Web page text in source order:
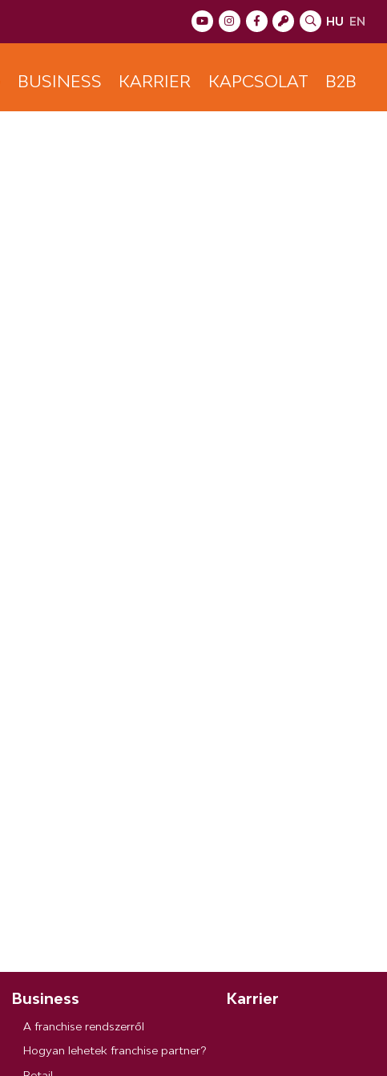
HU EN
BUSINESS KARRIER KAPCSOLAT B2B
Business
A franchise rendszerről
Hogyan lehetek franchise partner?
Karrier